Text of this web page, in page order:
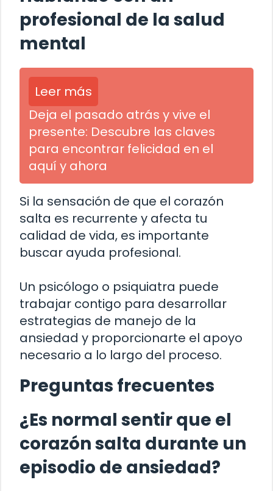
profesional de la salud
mental
Leer más
Deja el pasado atrás y vive el
presente: Descubre las claves
para encontrar felicidad en el
aquí y ahora
Si la sensación de que el corazón
salta es recurrente y afecta tu
calidad de vida, es importante
buscar ayuda profesional.
Un psicólogo o psiquiatra puede
trabajar contigo para desarrollar
estrategias de manejo de la
ansiedad y proporcionarte el apoyo
necesario a lo largo del proceso.
Preguntas frecuentes
¿Es normal sentir que el
corazón salta durante un
episodio de ansiedad?